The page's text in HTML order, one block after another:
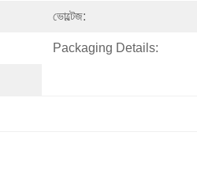
ভোল্টেজ:
Packaging Details: